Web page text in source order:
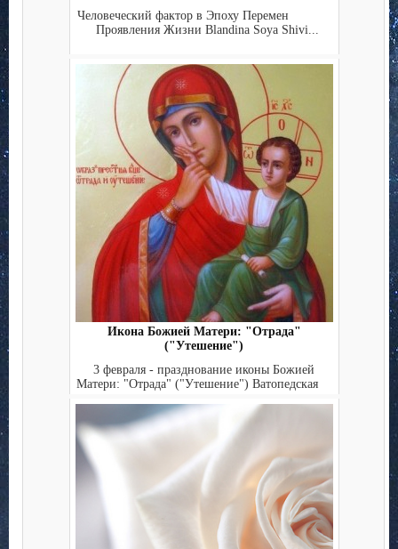
Человеческий фактор в Эпоху Перемен
Проявления Жизни Blandina Soya Shivi...
Икона Божией Матери: "Отрада"
("Утешение")
3 февраля - празднование иконы Божией
Матери: "Отрада" ("Утешение") Ватопедская